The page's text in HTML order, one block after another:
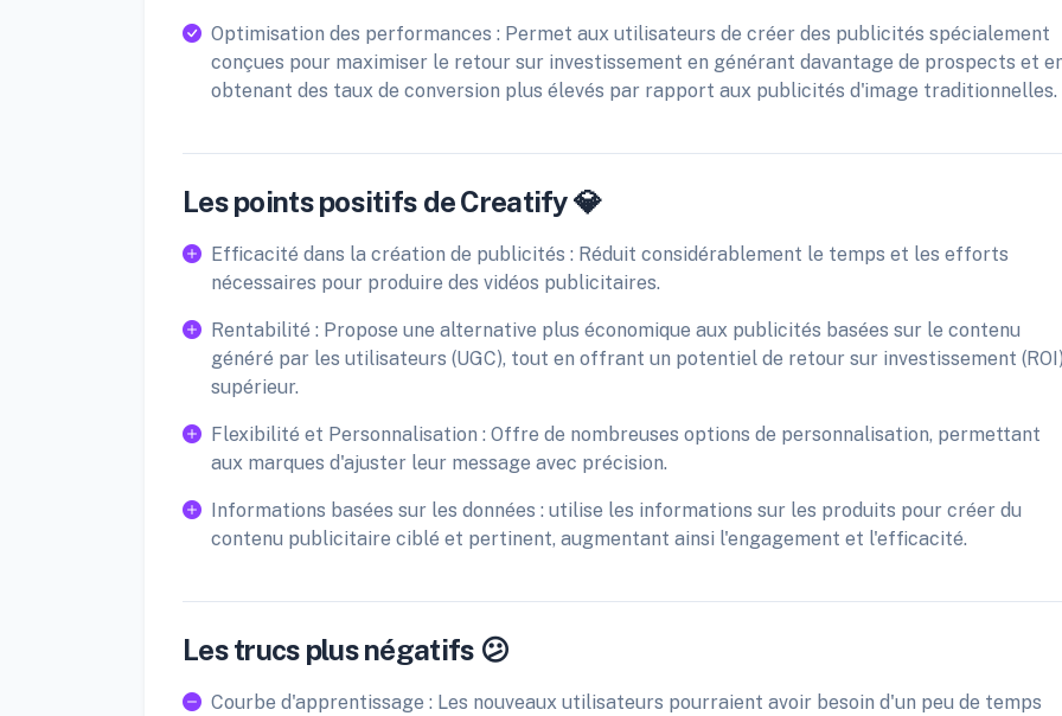
Optimisation des performances : Permet aux utilisateurs de créer des publicités spécialement
conçues pour maximiser le retour sur investissement en générant davantage de prospects et
obtenant des taux de conversion plus élevés par rapport aux publicités d'image traditionnelles.
Les points positifs de Creatify 💎
Efficacité dans la création de publicités : Réduit considérablement le temps et les efforts
nécessaires pour produire des vidéos publicitaires.
Rentabilité : Propose une alternative plus économique aux publicités basées sur le contenu
généré par les utilisateurs (UGC), tout en offrant un potentiel de retour sur investissement
supérieur.
Flexibilité et Personnalisation : Offre de nombreuses options de personnalisation, permettant
aux marques d'ajuster leur message avec précision.
Informations basées sur les données : utilise les informations sur les produits pour créer du
contenu publicitaire ciblé et pertinent, augmentant ainsi l'engagement et l'efficacité.
Les trucs plus négatifs 😕
Courbe d'apprentissage : Les nouveaux utilisateurs pourraient avoir besoin d'un peu de temps